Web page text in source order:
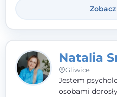
Natalia
Gliwice
Jestem
osobami